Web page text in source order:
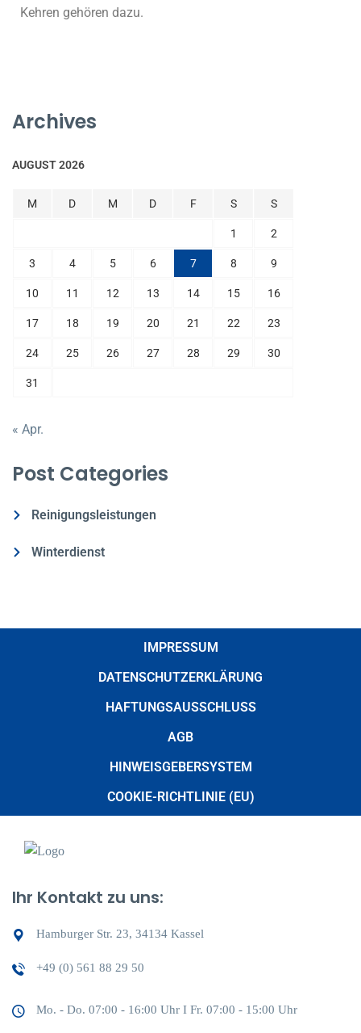
Kehren gehören dazu.
Archives
AUGUST 2026
M D M D F S S
1 2
3 4 5 6 7 8 9
10 11 12 13 14 15 16
17 18 19 20 21 22 23
24 25 26 27 28 29 30
31
« Apr.
Post Categories
Reinigungsleistungen
Winterdienst
IMPRESSUM
DATENSCHUTZERKLÄRUNG
HAFTUNGSAUSSCHLUSS
AGB
HINWEISGEBERSYSTEM
COOKIE-RICHTLINIE (EU)
Ihr Kontakt zu uns:
Hamburger Str. 23, 34134 Kassel
+49 (0) 561 88 29 50
Mo. - Do. 07:00 - 16:00 Uhr I Fr. 07:00 - 15:00 Uhr